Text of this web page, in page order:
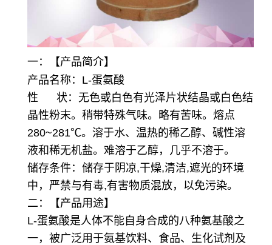
一：【产品简介】
产品名称：L-蛋氨酸
性 状：无色或白色有光泽片状结晶或白色结
晶性粉末。稍带特殊气味。略有苦味。熔点
280~281℃。溶于水、温热的稀乙醇、碱性溶
液和稀无机盐。难溶于乙醇，几乎不溶于。
储存条件：储存于阴凉,干燥,清洁,遮光的环境
中，严禁与有毒,有害物质混放，以免污染。
二：【产品用途】
L-蛋氨酸是人体不能自身合成的八种氨基酸之
一，被广泛用于氨基饮料、食品、生化试剂及